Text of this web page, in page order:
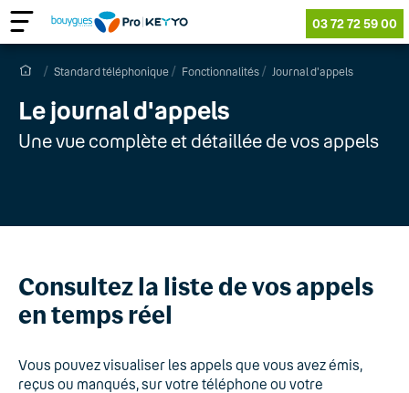
03 72 72 59 00
Standard téléphonique Fonctionnalités Journal d'appels
Le journal d'appels
Une vue complète et détaillée de vos appels
Consultez la liste de vos appels
en temps réel
Vous pouvez visualiser les appels que vous avez émis,
reçus ou manqués, sur votre téléphone ou votre